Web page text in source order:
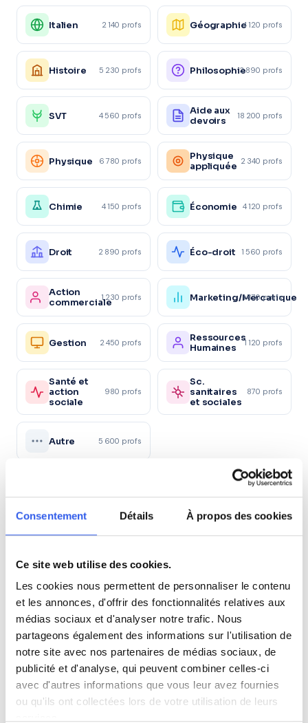
Consentement Détails À propos des cookies
Ce site web utilise des cookies.
Les cookies nous permettent de personnaliser le contenu
et les annonces, d'offrir des fonctionnalités relatives aux
médias sociaux et d'analyser notre trafic. Nous
partageons également des informations sur l'utilisation de
notre site avec nos partenaires de médias sociaux, de
publicité et d'analyse, qui peuvent combiner celles-ci
avec d'autres informations que vous leur avez fournies
ou qu'ils ont collectées lors de votre utilisation de leurs
Italien 2 140 profs Géographie4 120 profs
Histoire 5 230 profs Philosophie3 890 profs
SVT 4 560 profs
Aide aux
devoirs
18 200 profs
Physique 6 780 profs
Physique
appliquée 2 340 profs
Chimie 4 150 profs Économie 4 120 profs
Droit 2 890 profs Éco-droit 1 560 profs
Action
commerciale1 230 profs Marketing/Mercatique
1 870 profs
Gestion 2 450 profs
Ressources
Humaines
1 120 profs
Santé et
action
sociale
980 profs
Sc.
sanitaires
et sociales
870 profs
Autre 5 600 profs
Tous les niveaux en Allemand à Antony
5ème (Collège)
4ème (Collège)
3ème (Collège)
Seconde (Lycée)